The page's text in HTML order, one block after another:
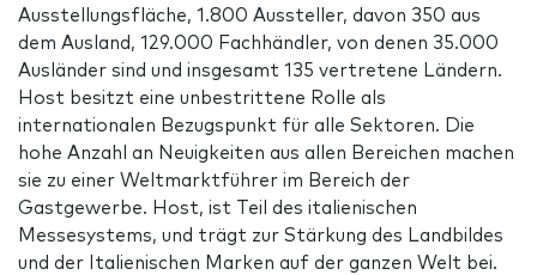
Ausstellungsfläche, 1.800 Aussteller, davon 350 aus
dem Ausland, 129.000 Fachhändler, von denen 35.000
Ausländer sind und insgesamt 135 vertretene Ländern.
Host besitzt eine unbestrittene Rolle als
internationalen Bezugspunkt für alle Sektoren. Die
hohe Anzahl an Neuigkeiten aus allen Bereichen machen
sie zu einer Weltmarktführer im Bereich der
Gastgewerbe. Host, ist Teil des italienischen
Messesystems, und trägt zur Stärkung des Landbildes
und der Italienischen Marken auf der ganzen Welt bei.